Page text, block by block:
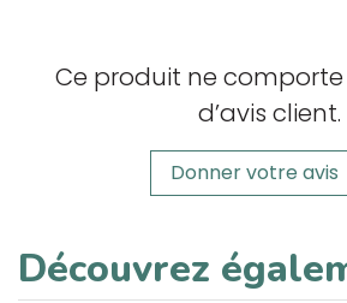
Ce produit ne
d’avis client.
Donner votre avis
Découvrez